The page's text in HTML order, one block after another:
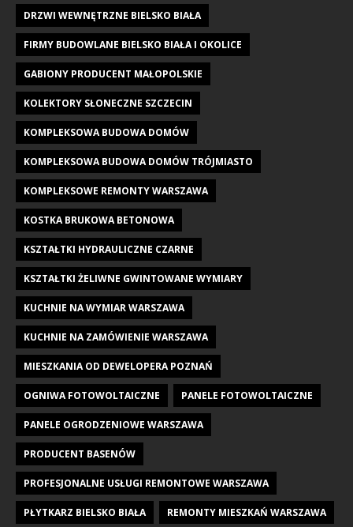
DRZWI WEWNĘTRZNE BIELSKO BIAŁA
FIRMY BUDOWLANE BIELSKO BIAŁA I OKOLICE
GABIONY PRODUCENT MAŁOPOLSKIE
KOLEKTORY SŁONECZNE SZCZECIN
KOMPLEKSOWA BUDOWA DOMÓW
KOMPLEKSOWA BUDOWA DOMÓW TRÓJMIASTO
KOMPLEKSOWE REMONTY WARSZAWA
KOSTKA BRUKOWA BETONOWA
KSZTAŁTKI HYDRAULICZNE CZARNE
KSZTAŁTKI ŻELIWNE GWINTOWANE WYMIARY
KUCHNIE NA WYMIAR WARSZAWA
KUCHNIE NA ZAMÓWIENIE WARSZAWA
MIESZKANIA OD DEWELOPERA POZNAŃ
OGNIWA FOTOWOLTAICZNE PANELE FOTOWOLTAICZNE
PANELE OGRODZENIOWE WARSZAWA
PRODUCENT BASENÓW
PROFESJONALNE USŁUGI REMONTOWE WARSZAWA
PŁYTKARZ BIELSKO BIAŁA REMONTY MIESZKAŃ WARSZAWA